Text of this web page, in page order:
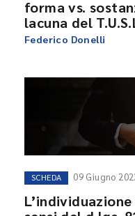
forma vs.
lacuna del
Federico Donelli
SCHEDA 09 Giugno